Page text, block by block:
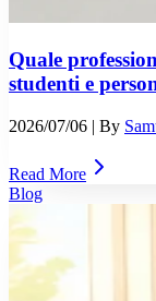
Quale
studenti e
2026/07/06 | By
Read More
Blog